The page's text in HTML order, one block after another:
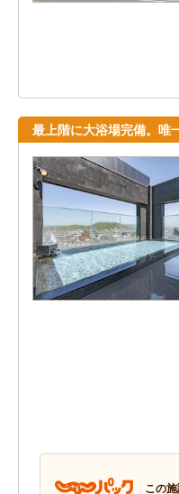
最上階に大浴場完備。唯
この